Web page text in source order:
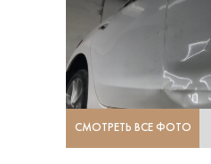
СМОТРЕТЬ ВСЕ ФОТО